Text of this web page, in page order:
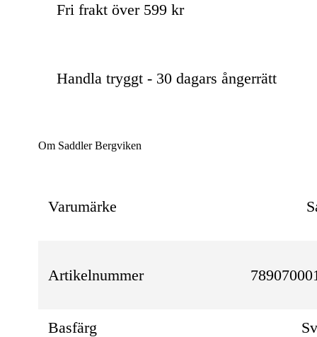
Fri frakt över 599 kr
Handla tryggt - 30 dagars ångerrätt
Om Saddler Bergviken
Varumärke
Artikelnummer
Basfärg